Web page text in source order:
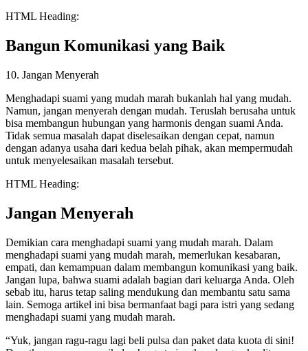
HTML Heading:
Bangun Komunikasi yang Baik
10. Jangan Menyerah
Menghadapi suami yang mudah marah bukanlah hal yang mudah.
Namun, jangan menyerah dengan mudah. Teruslah berusaha untuk
bisa membangun hubungan yang harmonis dengan suami Anda.
Tidak semua masalah dapat diselesaikan dengan cepat, namun
dengan adanya usaha dari kedua belah pihak, akan mempermudah
untuk menyelesaikan masalah tersebut.
HTML Heading:
Jangan Menyerah
Demikian cara menghadapi suami yang mudah marah. Dalam
menghadapi suami yang mudah marah, memerlukan kesabaran,
empati, dan kemampuan dalam membangun komunikasi yang baik.
Jangan lupa, bahwa suami adalah bagian dari keluarga Anda. Oleh
sebab itu, harus tetap saling mendukung dan membantu satu sama
lain. Semoga artikel ini bisa bermanfaat bagi para istri yang sedang
menghadapi suami yang mudah marah.
“Yuk, jangan ragu-ragu lagi beli pulsa dan paket data kuota di sini!